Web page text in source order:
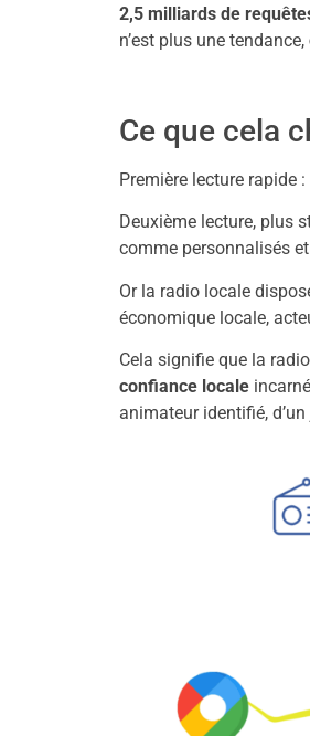
2,5 milliards de
n’est plus une tendance,
Ce que cela
Première lecture rapide
Deuxième lecture, plus
comme personnalisés
Or la radio locale
économique locale,
Cela signifie que la
confiance locale
animateur identifié,